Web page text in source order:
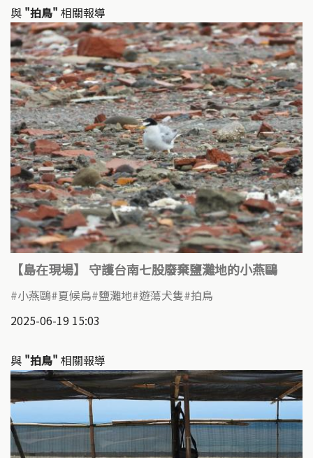
與 "拍鳥" 相關報導
【島在現場】 守護台南七股廢棄鹽灘地的小燕鷗
小燕鷗 夏候鳥 鹽灘地 遊蕩犬隻 拍鳥
2025-06-19 15:03
與 "拍鳥" 相關報導